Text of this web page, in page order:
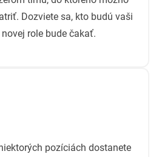
Dozviete sa, kto budú vaši
role bude čakať.
pozíciách dostanete